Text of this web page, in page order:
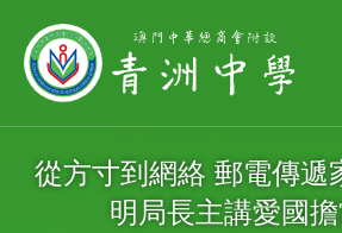
從方寸到網絡 郵電傳
明局長主講愛國